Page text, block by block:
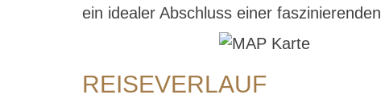
ein idealer Abschluss einer faszinierenden
REISEVERLAUF